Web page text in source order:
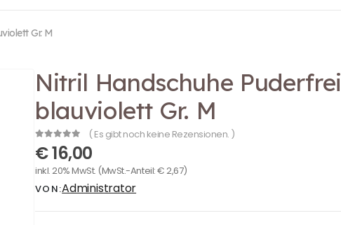
Gr. M
Nitril Handschuhe Puderfrei
blauviolett Gr. M
out of 5
( Es gibt noch keine Rezensionen. )
€16,00
inkl. 20% MwSt. (MwSt.-Anteil:€2,67)
VON:Administrator